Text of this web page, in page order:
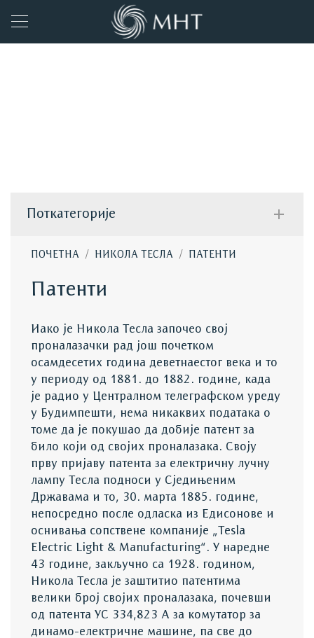
Поткатегорије
ПОЧЕТНА / НИКОЛА ТЕСЛА / ПАТЕНТИ
Патенти
Иако је Никола Тесла започео свој
проналазачки рад још почетком
осамдесетих година деветнаестог века и то
у периоду од 1881. до 1882. године, када
је радио у Централном телеграфском уреду
у Будимпешти, нема никаквих података о
томе да је покушао да добије патент за
било који од својих проналазака. Своју
прву пријаву патента за електричну лучну
лампу Тесла подноси у Сједињеним
Државама и то, 30. марта 1885. године,
непосредно после одласка из Едисонове и
оснивања сопствене компаније „Tesla
Electric Light & Manufacturing“. У наредне
43 године, закључно са 1928. годином,
Никола Тесла је заштитио патентима
велики број својих проналазака, почевши
од патента УС 334,823 А за комутатор за
динамо-електричне машине, па све до